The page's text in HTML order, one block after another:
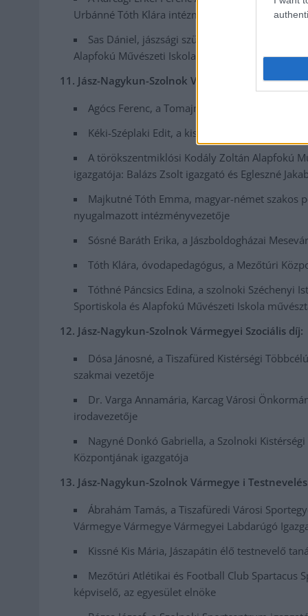
Urbánné Tóth Klára intézményvezető-helyettes
Sas Dániel, jászsági születésű
Alapfokú Művészeti Iskola igazgatója.
11. Jász-Nagykun-Szolnok Vármegye Pedagógiai
Agócs Ferenc, a Tomajmonostorai Általános
Kéki-Széplaki Edit, a kisújszállási székhelyű
A törökszentmiklósi Kodály Zoltán Alapfokú
igazgatója: Balázs Zsolt igazgató és Egleszné
Majkutné Tóth Emma, magyar-német szakos
nyugalmazott intézményvezetője
Sósné Baráth Erika, a Jászboldogházai
Tóth Klára, óvodapedagógus, a Mezőtúri
Tóthné Páncsics Edina, a szolnoki Széchenyi
Sportiskola és Alapfokú Művészeti Iskola
12. Jász-Nagykun-Szolnok Vármegyei Szociális díj:
Dósa Jánosné, a Tiszafüred Kistérségi
szakmai vezetője
Dr. Varga Annamária, Karcag Városi
irodavezetője
Nagyné Donkó Gabriella, a Szolnoki
Központjának igazgatója
13. Jász-Nagykun-Szolnok Vármegye i
Ábrahám Tamás, a Tiszafüredi Városi
Vármegye Vármegye Vármegyei Labdarúgó
Kissné Kis Mária, Jászapátin élő testnevelő
Mezőtúri Atlétikai és Football Club Spartacus
képviselő, az egyesület elnöke